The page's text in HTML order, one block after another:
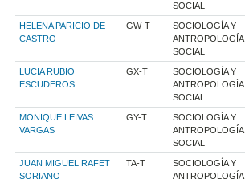
SOCIAL
HELENA PARICIO DE
CASTRO
GW-T
SOCIOLOGÍA Y
ANTROPOLOGÍA
SOCIAL
LUCIA RUBIO
ESCUDEROS
GX-T
SOCIOLOGÍA Y
ANTROPOLOGÍA
SOCIAL
MONIQUE LEIVAS
VARGAS
GY-T
SOCIOLOGÍA Y
ANTROPOLOGÍA
SOCIAL
JUAN MIGUEL RAFET
SORIANO
TA-T
SOCIOLOGÍA Y
ANTROPOLOGÍA